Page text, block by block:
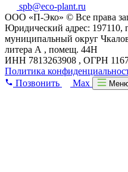
spb@eco-plant.ru
ООО «П-Эко» © Все права
Юридический адрес: 197110,
муниципальный округ
литера А , помещ. 44Н
ИНН 7813263908 , ОГРН
Политика
Позвонить
Max